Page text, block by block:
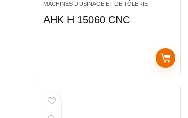
MACHINES D’USINAGE ET DE TÔLERIE
AHK H 15060 CNC